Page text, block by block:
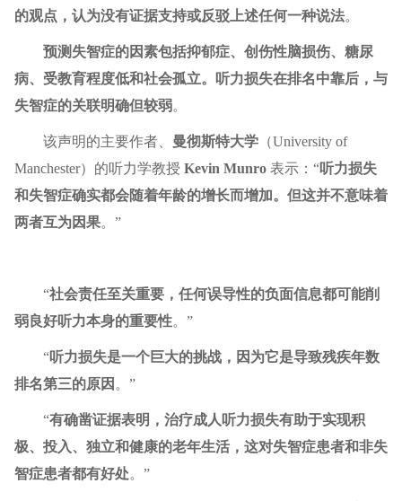
的观点，认为没有证据支持或反驳上述任何一种说法。
预测失智症的因素包括抑郁症、创伤性脑损伤、糖尿
病、受教育程度低和社会孤立。听力损失在排名中靠后，与
失智症的关联明确但较弱。
该声明的主要作者、 曼彻斯特大学（University of
Manchester）的听力学教授 Kevin Munro 表示：“听力损失
和失智症确实都会随着年龄的增长而增加。但这并不意味着
两者互为因果。”
“社会责任至关重要，任何误导性的负面信息都可能削
弱良好听力本身的重要性。”
“听力损失是一个巨大的挑战，因为它是导致残疾年数
排名第三的原因 。”
“有确凿证据表明，治疗成人听力损失有助于实现积
极、投入、独立和健康的老年生活，这对失智症患者和非失
智症患者都有好处。”